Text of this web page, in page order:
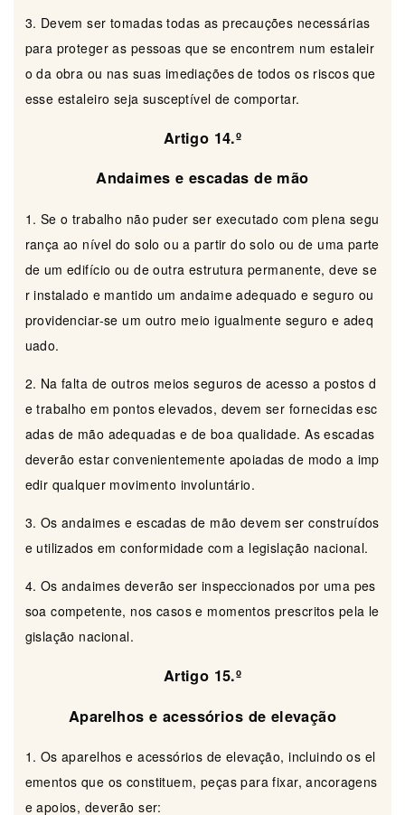
3. Devem ser tomadas todas as precauções necessárias
para proteger as pessoas que se encontrem num estaleir
o da obra ou nas suas imediações de todos os riscos que
esse estaleiro seja susceptível de comportar.
Artigo 14.º
Andaimes e escadas de mão
1. Se o trabalho não puder ser executado com plena segu
rança ao nível do solo ou a partir do solo ou de uma parte
de um edifício ou de outra estrutura permanente, deve se
r instalado e mantido um andaime adequado e seguro ou
providenciar-se um outro meio igualmente seguro e adeq
uado.
2. Na falta de outros meios seguros de acesso a postos d
e trabalho em pontos elevados, devem ser fornecidas esc
adas de mão adequadas e de boa qualidade. As escadas
deverão estar convenientemente apoiadas de modo a imp
edir qualquer movimento involuntário.
3. Os andaimes e escadas de mão devem ser construídos
e utilizados em conformidade com a legislação nacional.
4. Os andaimes deverão ser inspeccionados por uma pes
soa competente, nos casos e momentos prescritos pela le
gislação nacional.
Artigo 15.º
Aparelhos e acessórios de elevação
1. Os aparelhos e acessórios de elevação, incluindo os el
ementos que os constituem, peças para fixar, ancoragens
e apoios, deverão ser: